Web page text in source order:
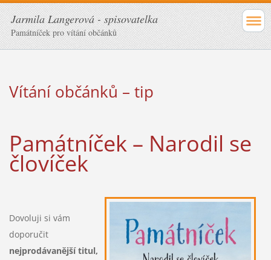
Jarmila Langerová - spisovatelka
Památníček pro vítání občánků
Vítání občánků – tip
Památníček – Narodil se
človíček
Dovoluji si vám
doporučit
nejprodávanější titul,